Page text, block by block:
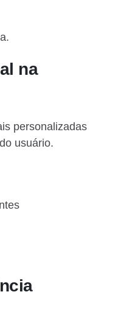
na
personalizadas
usuário.